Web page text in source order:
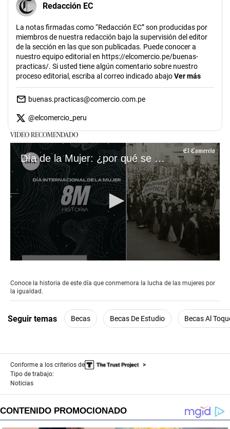
Redacción EC
La notas firmadas como “Redacción EC” son producidas por
miembros de nuestra redacción bajo la supervisión del editor
de la sección en las que son publicadas. Puede conocer a
nuestro equipo editorial en https://elcomercio.pe/buenas-
practicas/. Si usted tiene algún comentario sobre nuestro
proceso editorial, escriba al correo indicado abajoVer más
buenas.practicas@comercio.com.pe
@elcomercio_peru
VIDEO RECOMENDADO
Día de la Mujer: ¿por qué se celebra el 8 de marzo?
of
2
minutes,
seconds
Conoce la historia de este día que conmemora la lucha de las mujeres por
la igualdad.
Seguir temas Becas Becas De Estudio Becas Al
Conforme a los criterios de
Tipo de trabajo:
Noticias